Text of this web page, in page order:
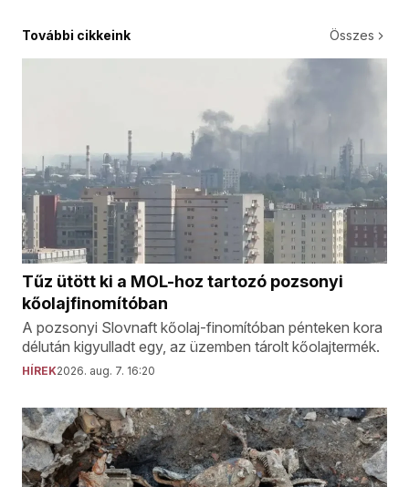
További cikkeink Összes
Tűz ütött ki a MOL-hoz tartozó pozsonyi
kőolajfinomítóban
A pozsonyi Slovnaft kőolaj-finomítóban pénteken kora
délután kigyulladt egy, az üzemben tárolt kőolajtermék.
HÍREK2026. aug. 7. 16:20